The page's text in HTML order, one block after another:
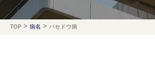
TOP > 病名 > バセドウ病